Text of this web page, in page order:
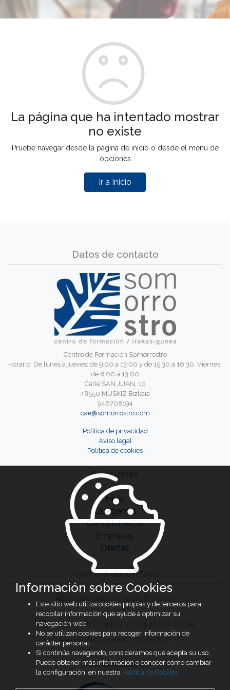
La página que ha intentado mostrar
no existe
Pruebe navegar desde la página de inicio o desde el menú de
opciones
Ir a Inicio
Datos de contacto
Centro de Formación Somorrostro
Horario: De lunes a jueves: de 9:00 a 13:00 y de 15:30 a 16:30. Viernes:
de 8:00 a 13:00
Calle SAN JUAN, 10
48550 MUSKIZ Bizkaia
946708194
cae@somorrostro.com
Política de privacidad
Aviso legal
Política de cookies
Secciones
Inicio
La Agencia
Candidatos/as
Empresas
Ofertas
Agencia autorizada
Agencia de Colocación 1600000091
Colaboradores
Información sobre Cookies
Este sitio web utiliza cookies propias y de terceros para
recopilar información que ayude a optimizar su
navegación web.
No se utilizan cookies para recoger información de
carácter personal.
Si continúa navegando, consideramos que acepta su uso.
Puede obtener más información o conocer cómo cambiar
la configuración, en nuestra Política de Cookies.